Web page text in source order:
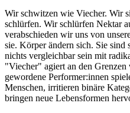
Wir schwitzen wie Viecher. Wir
schlürfen. Wir schlürfen Nektar
verabschieden wir uns von
sie. Körper ändern sich. Sie
nichts vergleichbar sein mit
"Viecher" agiert an den
gewordene Performer:innen
Menschen, irritieren binäre
bringen neue Lebensformen